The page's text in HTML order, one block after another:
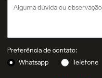
Preferência de contato:
Whatsapp
Telefone